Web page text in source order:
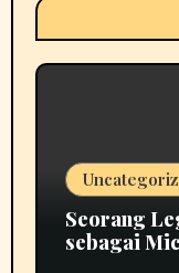
Seorang
sebagai